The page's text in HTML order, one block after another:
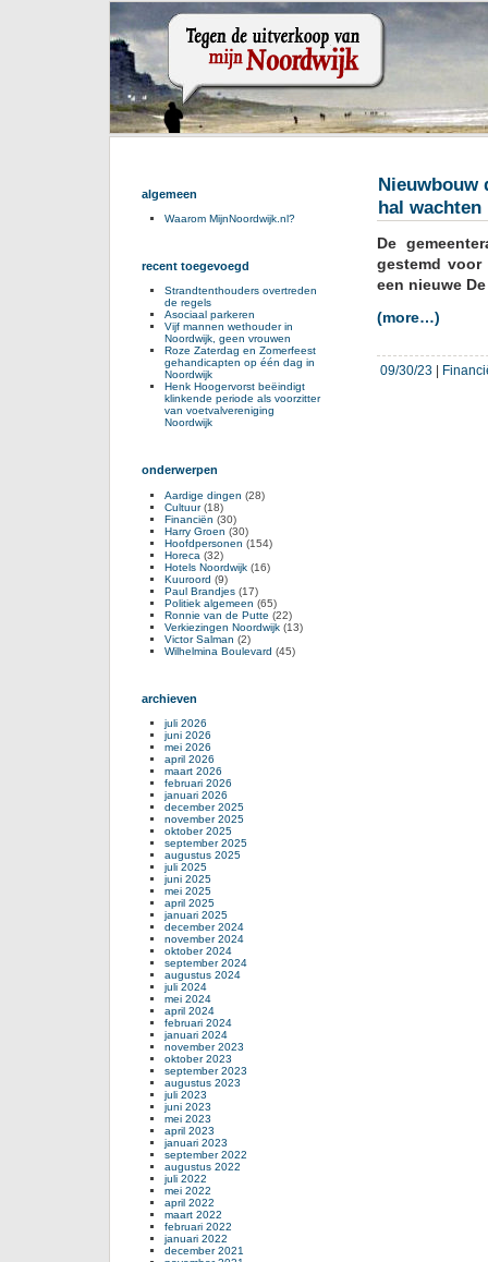
Nieuwbouw
hal wachten
De
gestemd voor
een nieuwe
(more…)
09/30/23
algemeen
Waarom MijnNoordwijk.nl?
recent toegevoegd
Strandtenthouders overtreden
de regels
Asociaal parkeren
Vijf mannen wethouder in
Noordwijk, geen vrouwen
Roze Zaterdag en Zomerfeest
gehandicapten op één dag in
Noordwijk
Henk Hoogervorst beëindigt
klinkende periode als voorzitter
van voetvalvereniging
Noordwijk
onderwerpen
Aardige dingen (28)
Cultuur(18)
Financiën (30)
Harry Groen (30)
Hoofdpersonen (154)
Horeca (32)
Hotels Noordwijk (16)
Kuuroord (9)
Paul Brandjes (17)
Politiek algemeen (65)
Ronnie van de Putte (22)
Verkiezingen Noordwijk (13)
Victor Salman (2)
Wilhelmina Boulevard (45)
archieven
juli 2026
juni 2026
mei 2026
april 2026
maart 2026
februari 2026
januari 2026
december 2025
november 2025
oktober 2025
september 2025
augustus 2025
juli 2025
juni 2025
mei 2025
april 2025
januari 2025
december 2024
november 2024
oktober 2024
september 2024
augustus 2024
juli 2024
mei 2024
april 2024
februari 2024
januari 2024
november 2023
oktober 2023
september 2023
augustus 2023
juli 2023
juni 2023
mei 2023
april 2023
januari 2023
september 2022
augustus 2022
juli 2022
mei 2022
april 2022
maart 2022
februari 2022
januari 2022
december 2021